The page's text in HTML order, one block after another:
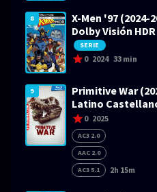
8
X-Men '97 (2024-
Dolby Visión
SERIE
0 2024 33 min
9
Primitive War
Latino
0 2025
AC3 2.0
AAC 2.0
AC3 5.1
2h 15m